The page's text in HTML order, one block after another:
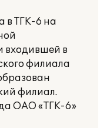
в ТГК-6 на
входившей в
филиала
филиал.
ОАО «ТГК-6»